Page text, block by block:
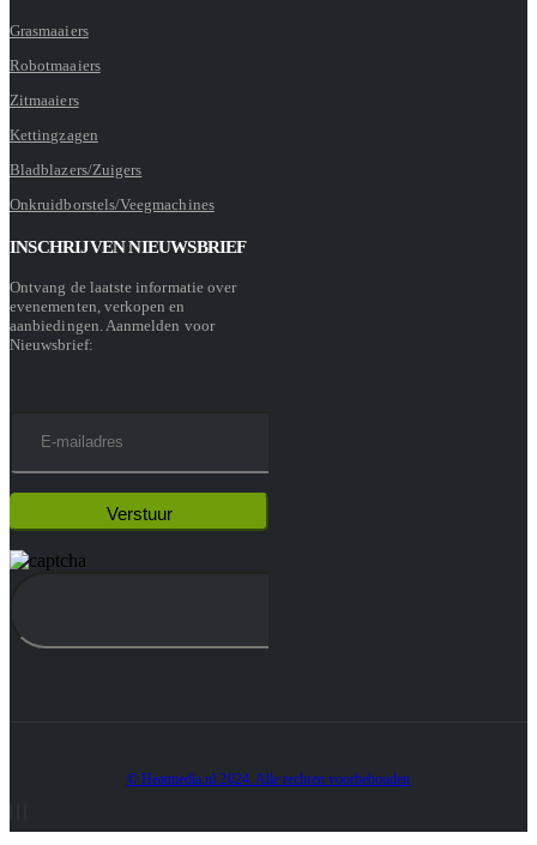
Grasmaaiers
Robotmaaiers
Zitmaaiers
Kettingzagen
Bladblazers/Zuigers
Onkruidborstels/Veegmachines
INSCHRIJVEN NIEUWSBRIEF
Ontvang de laatste informatie over
evenementen, verkopen en
aanbiedingen. Aanmelden voor
Nieuwsbrief:
© Heatmedia.nl 2024. Alle rechten voorbehouden